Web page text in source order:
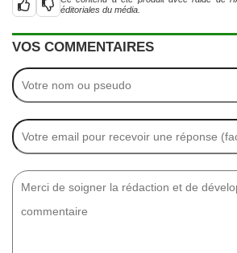
éditoriales du média.
VOS COMMENTAIRES